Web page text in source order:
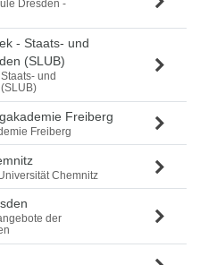
Dresden -
- Staats- und
(SLUB)
und
Freiberg
Freiberg
Chemnitz
der